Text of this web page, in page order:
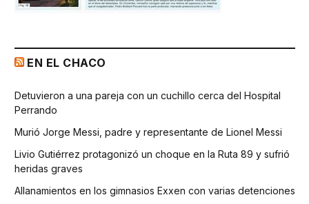
EN EL CHACO
Detuvieron a una pareja con un cuchillo cerca del Hospital
Perrando
Murió Jorge Messi, padre y representante de Lionel Messi
Livio Gutiérrez protagonizó un choque en la Ruta 89 y sufrió
heridas graves
Allanamientos en los gimnasios Exxen con varias detenciones